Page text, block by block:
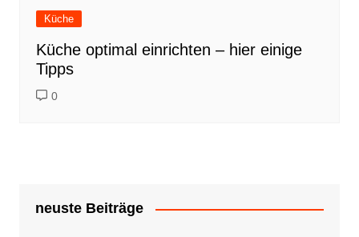
Küche
Küche optimal einrichten – hier einige
Tipps
0
neuste Beiträge